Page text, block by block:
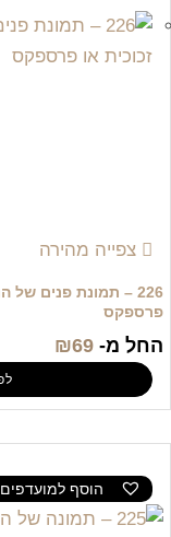
צפייה מהירה
226 – תמונת פנים
פרספקס
החל מ- ₪69
הוסף למועדפים